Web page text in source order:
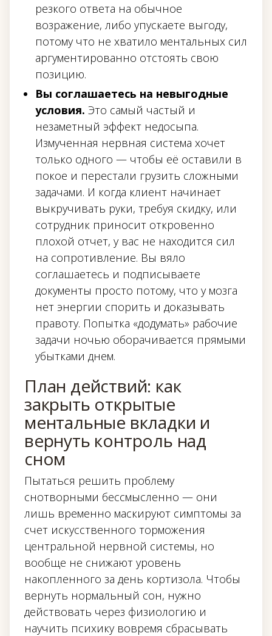
резкого ответа на обычное
возражение, либо упускаете выгоду,
потому что не хватило ментальных сил
аргументированно отстоять свою
позицию.
Вы соглашаетесь на невыгодные
условия. Это самый частый и
незаметный эффект недосыпа.
Измученная нервная система хочет
только одного — чтобы её оставили в
покое и перестали грузить сложными
задачами. И когда клиент начинает
выкручивать руки, требуя скидку, или
сотрудник приносит откровенно
плохой отчет, у вас не находится сил
на сопротивление. Вы вяло
соглашаетесь и подписываете
документы просто потому, что у мозга
нет энергии спорить и доказывать
правоту. Попытка «додумать» рабочие
задачи ночью оборачивается прямыми
убытками днем.
План действий: как
закрыть открытые
ментальные вкладки и
вернуть контроль над
сном
Пытаться решить проблему
снотворными бессмысленно — они
лишь временно маскируют симптомы за
счет искусственного торможения
центральной нервной системы, но
вообще не снижают уровень
накопленного за день кортизола. Чтобы
вернуть нормальный сон, нужно
действовать через физиологию и
научить психику вовремя сбрасывать